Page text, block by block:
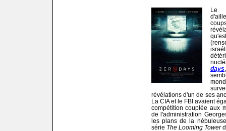
Le
days
révélations d'un de ses
La CIA et le FBI avaient
compétition couplée aux
de l'administration
les plans de la
série The Looming Tower